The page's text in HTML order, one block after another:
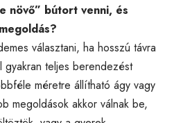
növő” bútort venni, és
választani, ha hosszú távra
teljes berendezést
méretre állítható ágy vagy
megoldások akkor válnak be,